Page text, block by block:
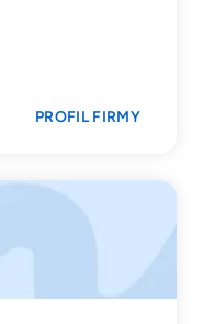
PROFIL FIRMY